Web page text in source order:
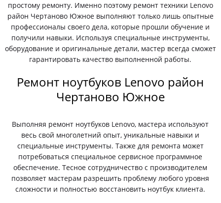
простому ремонту. Именно поэтому ремонт техники Lenovo
район Чертаново Южное выполняют только лишь опытные
профессионалы своего дела, которые прошли обучение и
получили навыки. Используя специальные инструменты,
оборудование и оригинальные детали, мастер всегда сможет
гарантировать качество выполненной работы.
Ремонт ноутбуков Lenovo район
Чертаново Южное
Выполняя ремонт ноутбуков Lenovo, мастера используют
весь свой многолетний опыт, уникальные навыки и
специальные инструменты. Также для ремонта может
потребоваться специальное сервисное программное
обеспечение. Тесное сотрудничество с производителем
позволяет мастерам разрешить проблему любого уровня
сложности и полностью восстановить ноутбук клиента.